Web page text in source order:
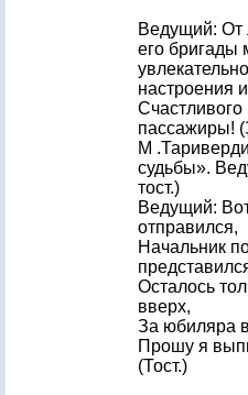
Ведущий: От
его бригады
настроения
пассажиры!
М
судьбы».
тост.)
Ведущий:
отправился,
Начальник
Осталось
вверх,
За юбиляра
Прошу я
(Тост.)